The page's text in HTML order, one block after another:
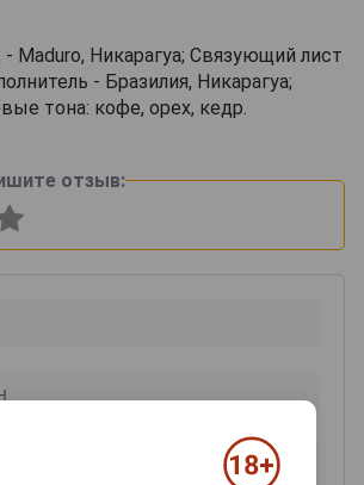
Maduro, Никарагуа; Связующий лист
- Бразилия, Никарагуа;
тона: кофе, орех, кедр.
отзыв: